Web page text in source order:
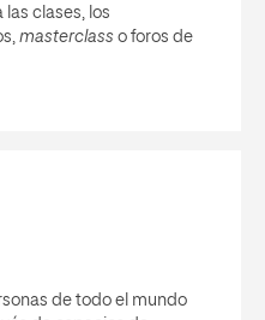
clases, los
masterclass o foros de
de todo el mundo